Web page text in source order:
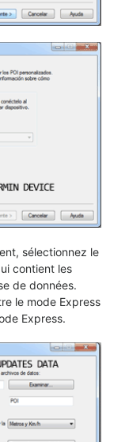
sélectionnez le
contient les
de données.
le mode Express
Express.